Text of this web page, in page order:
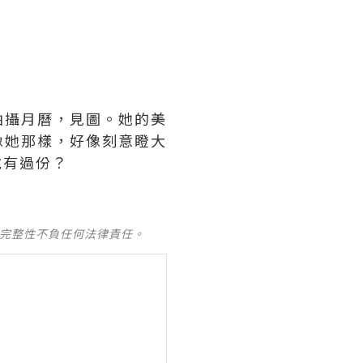
月曆，見圖。她的美
那樣，好像刻意瞪大
過份？
整性不負任何法律責任。